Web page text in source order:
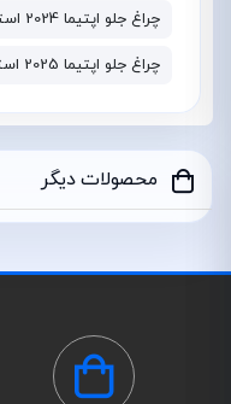
چراغ جلو اپتیما 2024 استوک
چراغ جلو اپتیما 2025 استوک
محصولات دیگر